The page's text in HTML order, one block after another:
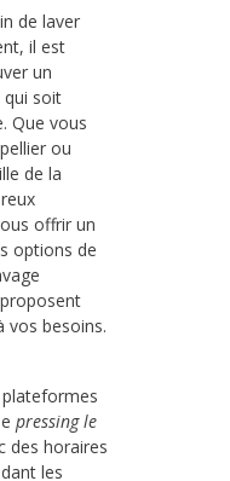
de laver
il est
un
qui soit
Que vous
ou
de la
offrir un
options de
vos besoins.
pressing le
des horaires
les